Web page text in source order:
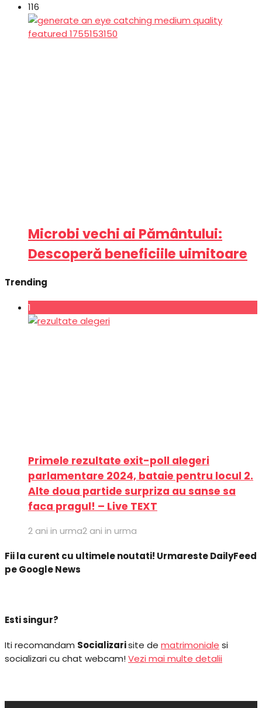
116
Microbi vechi ai Pământului:
Descoperă beneficiile uimitoare
Trending
1
Primele rezultate exit-poll alegeri
parlamentare 2024, bataie pentru locul 2.
Alte doua partide surpriza au sanse sa
faca pragul! – Live TEXT
2 ani in urma2 ani in urma
Fii la curent cu ultimele noutati! Urmareste DailyFeed
pe Google News
Esti singur?
Iti recomandam Socializarisite de matrimoniale si
socializari cu chat webcam!Vezi mai multe detalii